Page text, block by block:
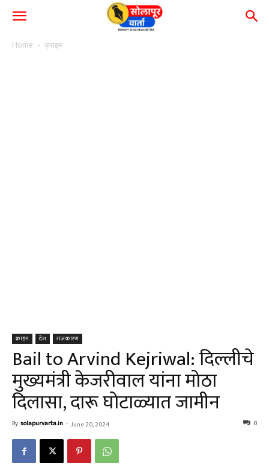
Home क्राइम
क्राइम देश राजकारण
Bail to Arvind Kejriwal: दिल्लीचे
मुख्यमंत्री केजरीवाल यांना मोठा
दिलासा, दारू घोटाळ्यात जामीन
By solapurvarta.in - June 20, 2024 0